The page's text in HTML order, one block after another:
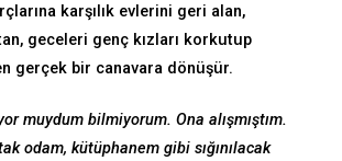
karşılık evlerini geri alan,
geceleri genç kızları korkutup
gerçek bir canavara dönüşür.
muydum bilmiyorum. Ona alışmıştım.
odam, kütüphanem gibi sığınılacak